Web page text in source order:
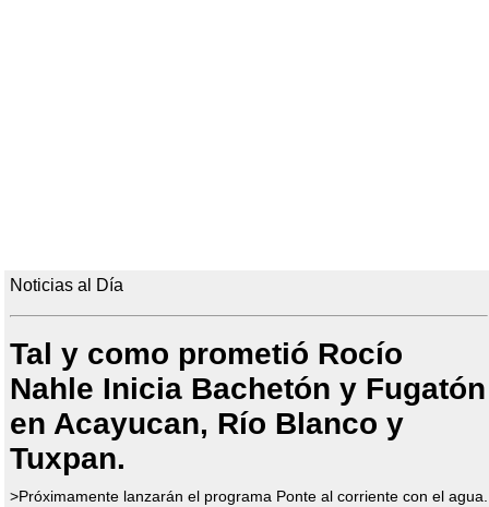
Noticias al Día
Tal y como prometió Rocío
Nahle Inicia Bachetón y Fugatón
en Acayucan, Río Blanco y
Tuxpan.
>Próximamente lanzarán el programa Ponte al corriente con el agua.